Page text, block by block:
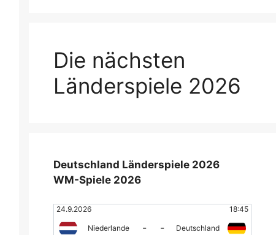
Die nächsten
Länderspiele 2026
Deutschland Länderspiele 2026
WM-Spiele 2026
24.9.2026 18:45
Niederlande - -
Deutschland